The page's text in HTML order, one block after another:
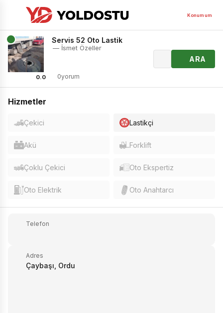
Konumum
0.0
Servis 52 Oto Lastik
— İsmet Özeller
0yorum
ARA
Hizmetler
Çekici Lastikçi
Akü Forklift
Çoklu Çekici Oto Ekspertiz
Oto Elektrik Oto Anahtarcı
Telefon
Adres
Çaybaşı, Ordu